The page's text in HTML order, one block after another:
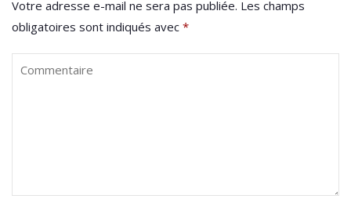
Votre adresse e-mail ne sera pas publiée. Les champs
obligatoires sont indiqués avec *